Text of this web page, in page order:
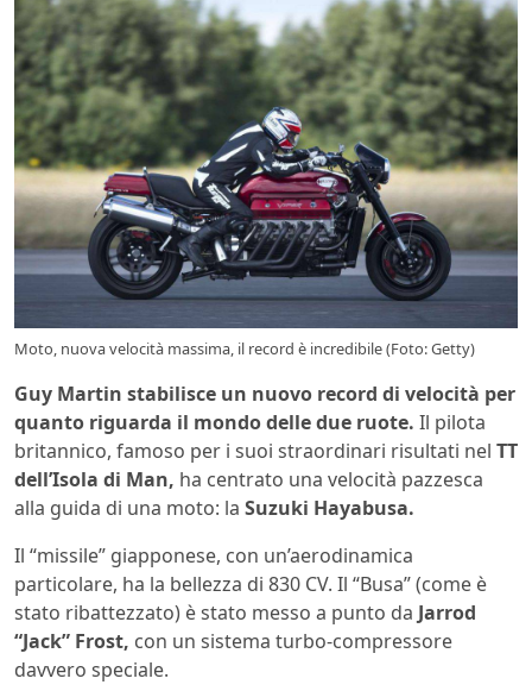
Moto, nuova velocità massima, il record è incredibile (Foto: Getty)
Guy Martin stabilisce un nuovo record di velocità per
quanto riguarda il mondo delle due ruote. Il pilota
britannico, famoso per i suoi straordinari risultati nel TT
dell’Isola di Man, ha centrato una velocità pazzesca
alla guida di una moto: la Suzuki Hayabusa.
Il “missile” giapponese, con un’aerodinamica
particolare, ha la bellezza di 830 CV. Il “Busa” (come è
stato ribattezzato) è stato messo a punto da Jarrod
“Jack” Frost, con un sistema turbo-compressore
davvero speciale.